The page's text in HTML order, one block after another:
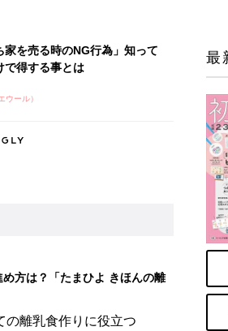
方は？「たまひよ きほんの離
の離乳食作りに役立つ
かかる費用やもらえる補助
子供への興味関心が薄れた気
最